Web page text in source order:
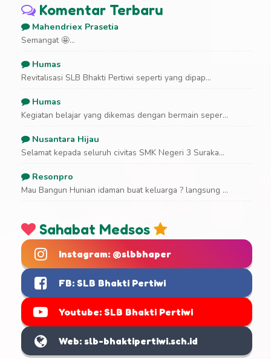
Komentar Terbaru
Mahendriex Prasetia
Semangat 🤩...
Humas
Revitalisasi SLB Bhakti Pertiwi seperti yang dipap...
Humas
Kegiatan belajar yang dikemas dengan bermain seper...
Nusantara Hijau
Selamat kepada seluruh civitas SMK Negeri 3 Suraka...
Resonpro
Mau Bangun Hunian idaman buat keluarga ? langsung ...
Sahabat Medsos
Instagram: @slbbhaper
FB: SLB Bhakti Pertiwi
Youtube: SLB Bhakti Pertiwi
Web: slb-bhaktipertiwi.sch.id